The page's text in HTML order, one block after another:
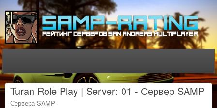
Turan Role Play | Server: 01 - Сервер SAMP
Сервера SAMP